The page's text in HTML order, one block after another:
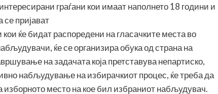
граѓани кои имаат наполнето 18 години и
се пријават
кои ќе бидат распоредени на гласачките места во
ќе се организира обука од страна на
на задачата која претставува непартиско,
набљудување на избирачкиот процес, ќе треба да
изборното место на кое бил избраниот набљудувач.